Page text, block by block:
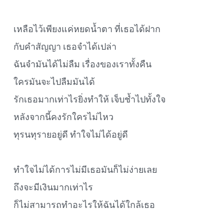
เหลือไว้เพียงแค่หยดน้ำตา ที่เธอได้ฝาก
กับคำสัญญา เธอจำได้เปล่า
ฉันจำมันได้ไม่ลืม เรื่องของเราทั้งคืน
ใครมันจะไปลืมมันได้
รักเธอมากเท่าไรยิ่งทำให้ เจ็บช้ำไปทั้งใจ
หลังจากนี้คงรักใครไม่ไหว
ทุรนทุรายอยู่ดี ทำใจไม่ได้อยู่ดี
ทำใจไม่ได้การไม่มีเธอมันก็ไม่ง่ายเลย
ถึงจะมีเงินมากเท่าไร
ก็ไม่สามารถทำอะไรให้ฉันได้ใกล้เธอ